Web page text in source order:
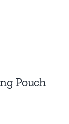
Pouch